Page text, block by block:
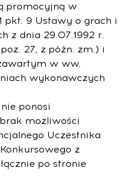
promocyjną w
pkt. 9 Ustawy o grach i
z dnia 29.07.1992 r.
27, z późn. zm.) i
w ww.
wykonawczych
ponosi
możliwości
Uczestnika
z
po stronie